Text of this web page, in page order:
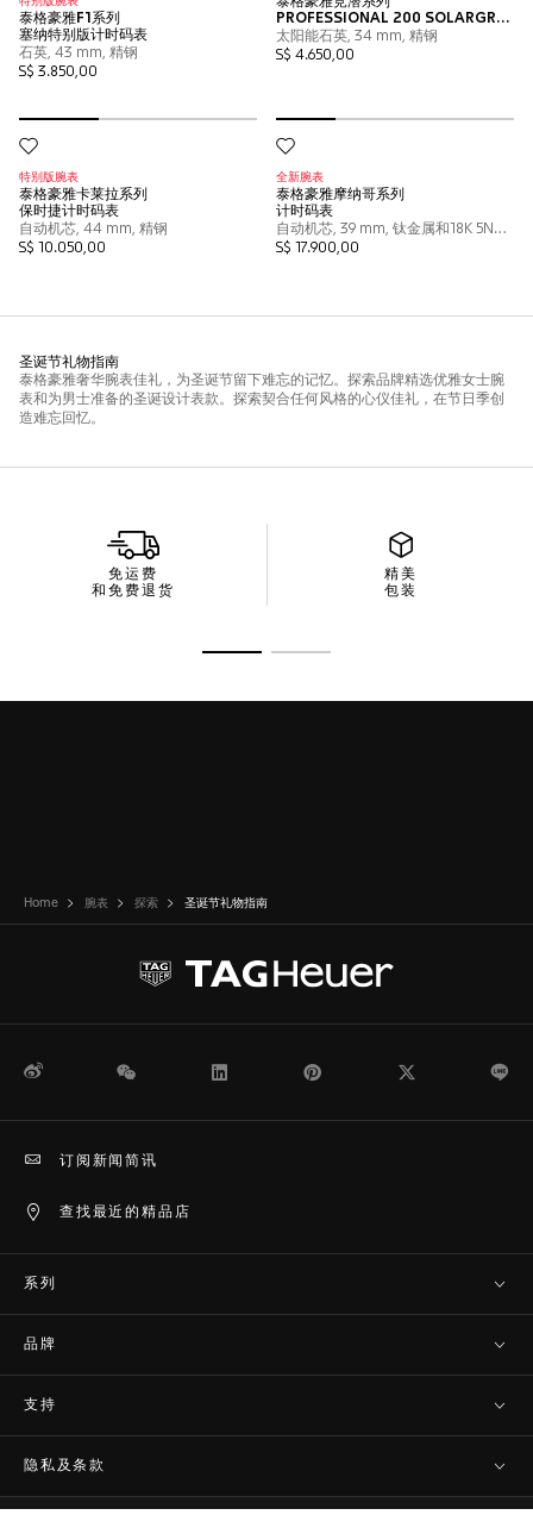
免运费
和免费退货
精美
包装
Home 腕表 探索 圣诞节礼物指南
微博 WeChat Pinterest
查找最近的精品店
订阅新闻简讯
系列
品牌
支持
隐私及条款